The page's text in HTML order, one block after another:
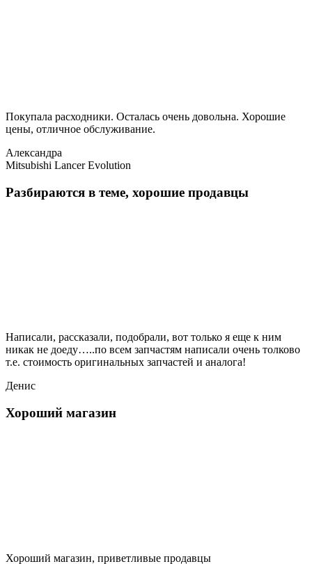
Покупала расходники. Осталась очень довольна. Хорошие
цены, отличное обслуживание.
Александра
Mitsubishi Lancer Evolution
Разбираются в теме, хорошие продавцы
Написали, рассказали, подобрали, вот только я еще к ним
никак не доеду…..по всем запчастям написали очень толково
т.е. стоимость оригинальных запчастей и аналога!
Денис
Хороший магазин
Хороший магазин, приветливые продавцы